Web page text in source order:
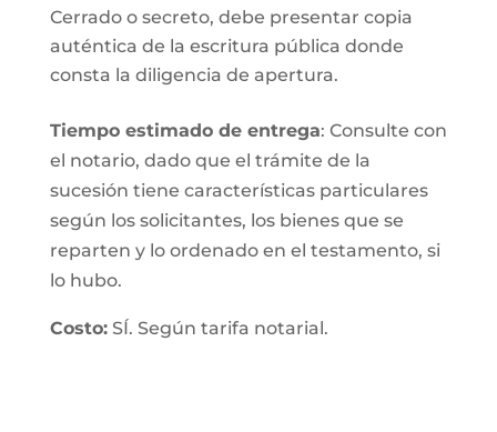
Cerrado o secreto, debe presentar copia
auténtica de la escritura pública donde
consta la diligencia de apertura.
Tiempo estimado de entrega: Consulte con
el notario, dado que el trámite de la
sucesión tiene características particulares
según los solicitantes, los bienes que se
reparten y lo ordenado en el testamento, si
lo hubo.
Costo:SÍ. Según tarifa notarial.